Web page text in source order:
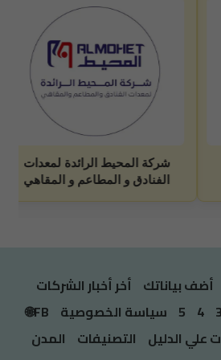
أضف بياناتك أخر أخبار الشركات
3
4
5 سياسة الخصوصية FB🌐
علي الدليل التصنيفات المدن